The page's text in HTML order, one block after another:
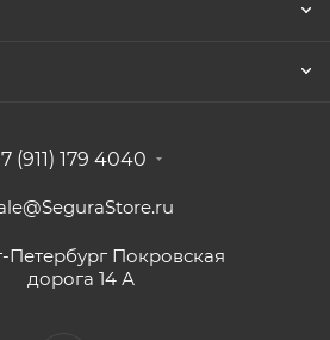
(911) 179 4040
Петербург Покровская
дорога 14 А